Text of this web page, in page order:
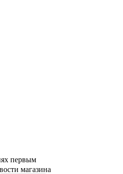
первым
магазина